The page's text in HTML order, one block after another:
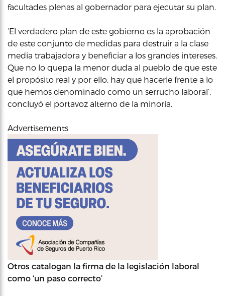
facultades plenas al gobernador para ejecutar su plan.
‘El verdadero plan de este gobierno es la aprobación
de este conjunto de medidas para destruir a la clase
media trabajadora y beneficiar a los grandes intereses.
Que no lo quepa la menor duda al pueblo de que este
el propósito real y por ello, hay que hacerle frente a lo
que hemos denominado como un serrucho laboral’,
concluyó el portavoz alterno de la minoría.
Advertisements
Otros catalogan la firma de la legislación laboral
como ‘un paso correcto’